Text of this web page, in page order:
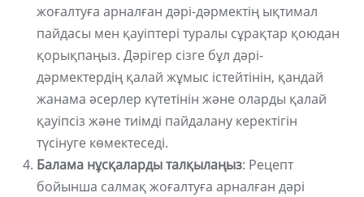
жоғалтуға арналған дәрі-дәрмектің ықтимал
пайдасы мен қауіптері туралы сұрақтар қоюдан
қорықпаңыз. Дәрігер сізге бұл дәрі-
дәрмектердің қалай жұмыс істейтінін, қандай
жанама әсерлер күтетінін және оларды қалай
қауіпсіз және тиімді пайдалану керектігін
түсінуге көмектеседі.
Балама нұсқаларды талқылаңыз: Рецепт
бойынша салмақ жоғалтуға арналған дәрі